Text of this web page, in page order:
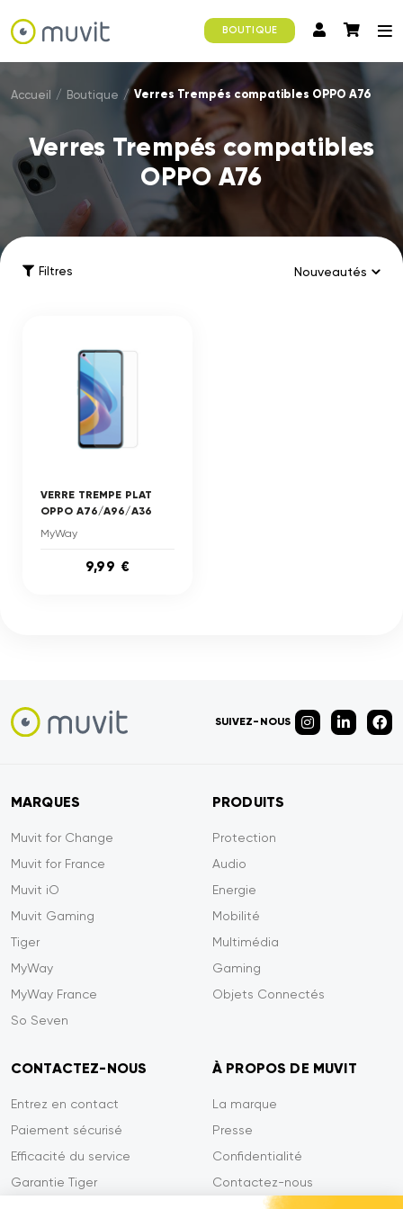
BOUTIQUE
Accueil / Boutique / Verres Trempés compatibles OPPO A76
Verres Trempés compatibles
OPPO A76
Filtres
VERRE TREMPE PLAT
OPPO A76/A96/A36
MyWay
9,99 €
SUIVEZ-NOUS
MARQUES
Muvit for Change
Muvit for France
Muvit iO
Muvit Gaming
Tiger
MyWay
MyWay France
So Seven
PRODUITS
Protection
Audio
Energie
Mobilité
Multimédia
Gaming
Objets Connectés
CONTACTEZ-NOUS
Entrez en contact
Paiement sécurisé
Efficacité du service
Garantie Tiger
À PROPOS DE MUVIT
La marque
Presse
Confidentialité
Contactez-nous